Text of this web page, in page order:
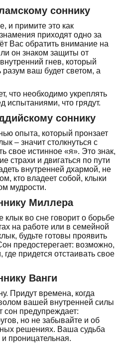
соннику
и примите это как
приходят одно за
Вас обратить внимание на
он знаком защиты от
гнев, который
ваш будет светом, а
что необходимо укреплять
испытаниями, что грядут.
соннику
опыта, который пронзает
– значит столкнуться с
свое истинное «я». Это знак,
страхи и двигаться по пути
внутренней дхармой, не
кто владеет собой, клыки
мудрости.
Миллера
клык во сне говорит о борьбе
на работе или в семейной
будьте готовы проявить
предостерегает: возможно,
где придется отстаивать свое
Ванги
Придут времена, когда
вашей внутренней силы
сон предупреждает:
но не забывайте и об
решениях. Ваша судьба
проницательная.